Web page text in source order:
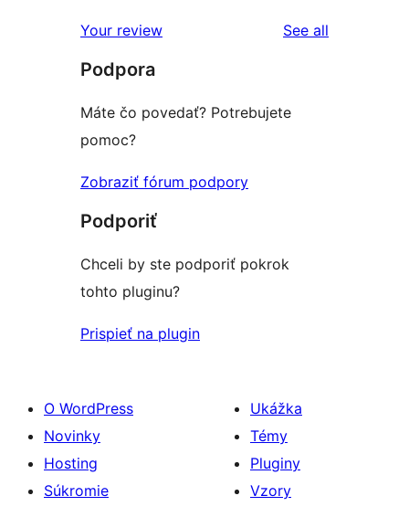
Your review See all
Podpora
Máte čo povedať? Potrebujete
pomoc?
Zobraziť fórum podpory
Podporiť
Chceli by ste podporiť pokrok
tohto pluginu?
Prispieť na plugin
O WordPress
Novinky
Hosting
Súkromie
Ukážka
Témy
Pluginy
Vzory